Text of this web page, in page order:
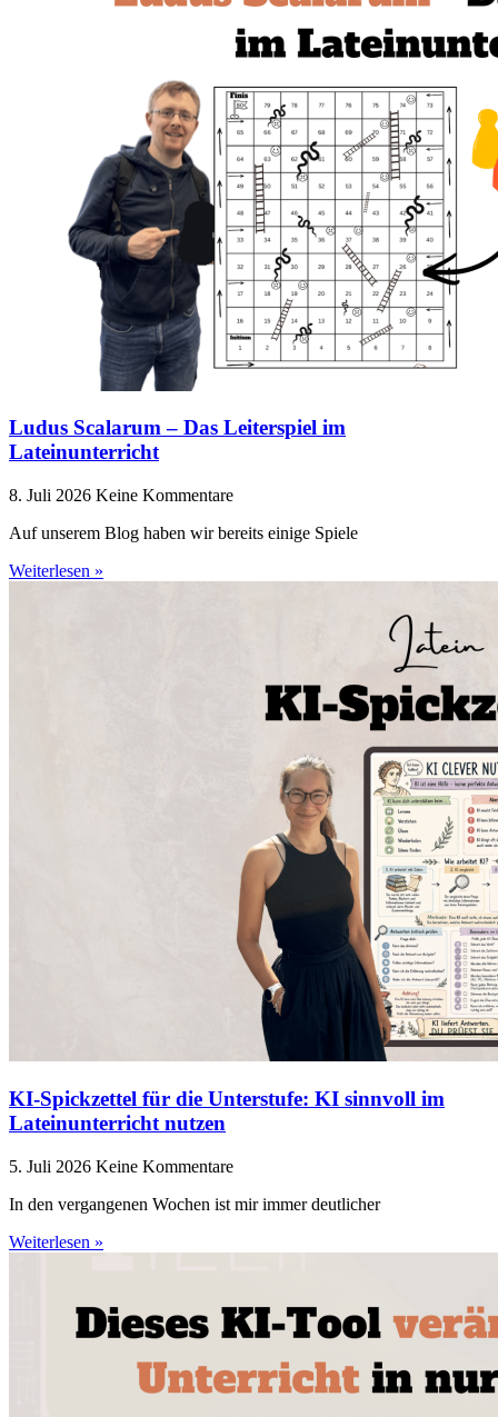
Ludus Scalarum – Das Leiterspiel im
Lateinunterricht
8. Juli 2026 Keine Kommentare
Auf unserem Blog haben wir bereits einige Spiele
Weiterlesen »
KI-Spickzettel für die Unterstufe: KI sinnvoll im
Lateinunterricht nutzen
5. Juli 2026 Keine Kommentare
In den vergangenen Wochen ist mir immer deutlicher
Weiterlesen »